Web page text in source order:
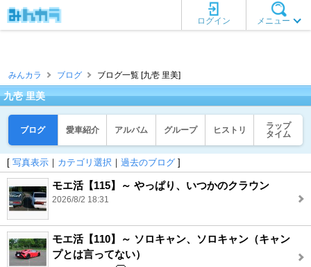
メニュー
ログイン
みんカラ ブログ ブログ一覧 [九壱 里美]
九壱 里美
ブログ 愛車紹介 アルバム グループ ヒストリ
ラップ
タイム
[ 写真表示 ｜ カテゴリ選択 ｜ 過去のブログ ]
モエ活【115】～ やっぱり、いつかのクラウン
2026/8/2 18:31
モエ活【110】～ ソロキャン、ソロキャン（キャン
プとは言ってない）